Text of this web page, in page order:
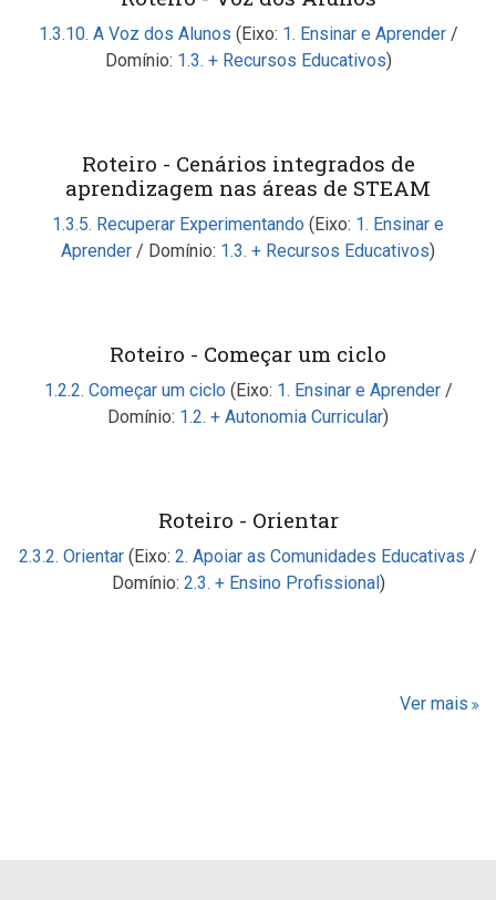
1.3.10. A Voz dos Alunos (Eixo: 1. Ensinar e Aprender /
Domínio: 1.3. + Recursos Educativos)
Roteiro - Cenários integrados de
aprendizagem nas áreas de STEAM
1.3.5. Recuperar Experimentando (Eixo: 1. Ensinar e
Aprender / Domínio: 1.3. + Recursos Educativos)
Roteiro - Começar um ciclo
1.2.2. Começar um ciclo (Eixo: 1. Ensinar e Aprender /
Domínio: 1.2. + Autonomia Curricular)
Roteiro - Orientar
2.3.2. Orientar (Eixo: 2. Apoiar as Comunidades Educativas /
Domínio: 2.3. + Ensino Profissional )
Ver mais